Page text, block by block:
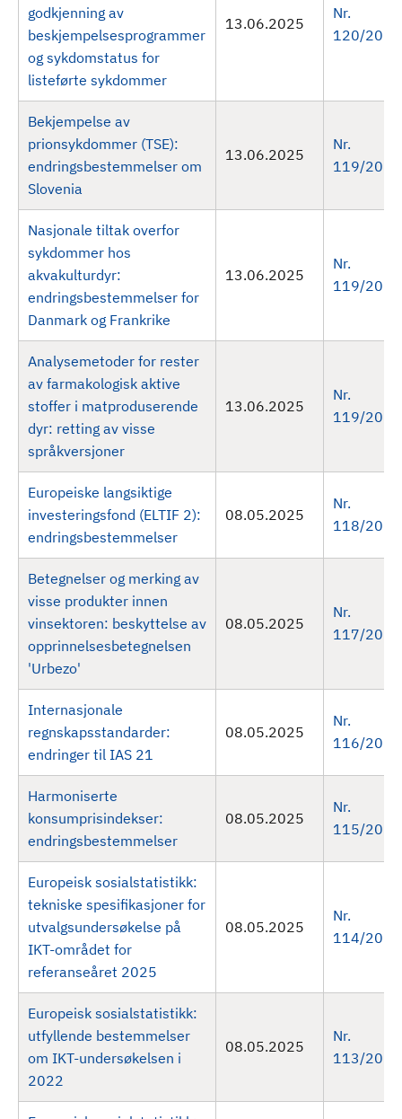
godkjenning av
beskjempelsesprogrammer
og sykdomstatus for
listeførte sykdommer
13.06.2025
Nr.
120/2025
Bekjempelse av
prionsykdommer (TSE):
endringsbestemmelser om
Slovenia
13.06.2025
Nr.
119/2025
Nasjonale tiltak overfor
sykdommer hos
akvakulturdyr:
endringsbestemmelser for
Danmark og Frankrike
13.06.2025
Nr.
119/2025
Analysemetoder for rester
av farmakologisk aktive
stoffer i matproduserende
dyr: retting av visse
språkversjoner
13.06.2025
Nr.
119/2025
Europeiske langsiktige
investeringsfond (ELTIF 2):
endringsbestemmelser
08.05.2025
Nr.
118/2025
Betegnelser og merking av
visse produkter innen
vinsektoren: beskyttelse av
opprinnelsesbetegnelsen
'Urbezo'
08.05.2025
Nr.
117/2025
Internasjonale
regnskapsstandarder:
endringer til IAS 21
08.05.2025
Nr.
116/2025
Harmoniserte
konsumprisindekser:
endringsbestemmelser
08.05.2025
Nr.
115/2025
Europeisk sosialstatistikk:
tekniske spesifikasjoner for
utvalgsundersøkelse på
IKT-området for
referanseåret 2025
08.05.2025
Nr.
114/2025
Europeisk sosialstatistikk:
utfyllende bestemmelser
om IKT-undersøkelsen i
2022
08.05.2025
Nr.
113/2025